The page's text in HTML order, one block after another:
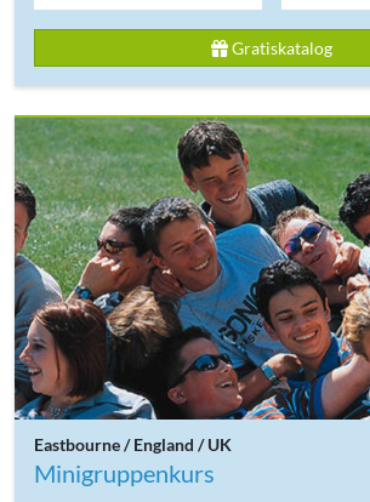
Gratiskatalog
Eastbourne / England / UK
Minigruppenkurs